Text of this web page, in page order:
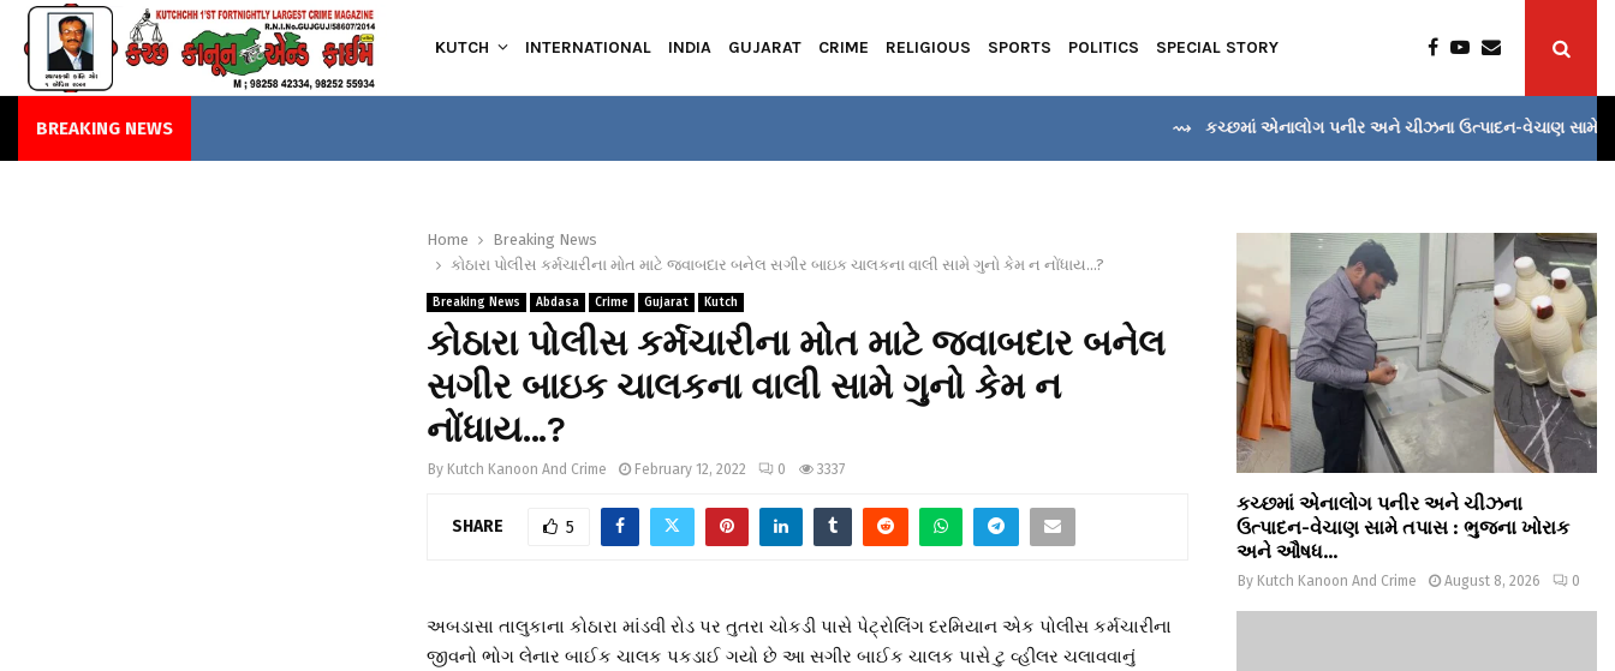
KUTCH INTERNATIONAL INDIA GUJARAT CRIME RELIGIOUS SPORTS POLITICS SPECIAL STORY
BREAKING NEWS ⇝ કચ્છમાં એનાલોગ પનીર અને ચીઝના ઉત્પાદન-વેચાણ સામે તપાસ :
Home
Breaking News
કોઠારા પોલીસ કર્મચારીના મોત માટે જવાબદાર બનેલ સગીર બાઇક ચાલકના વાલી સામે ગુનો કેમ ન નોંધાય…?
Breaking News Abdasa Crime Gujarat Kutch
કોઠારા પોલીસ કર્મચારીના મોત માટે જવાબદાર બનેલ
સગીર બાઇક ચાલકના વાલી સામે ગુનો કેમ ન
નોંધાય…?
By Kutch Kanoon And Crime February 12, 2022 0 3337
SHARE 5
અબડાસા તાલુકાના કોઠારા માંડવી રોડ પર તુતરા ચોકડી પાસે પેટ્રોલિંગ દરમિયાન એક પોલીસ કર્મચારીના
જીવનો ભોગ લેનાર બાઈક ચાલક પકડાઈ ગયો છે આ સગીર બાઈક ચાલક પાસે ટુ વ્હીલર ચલાવવાનું
કચ્છમાં એનાલોગ પનીર અને ચીઝના
ઉત્પાદન-વેચાણ સામે તપાસ : ભુજના ખોરાક
અને ઔષધ...
By Kutch Kanoon And Crime August 8, 2026 0